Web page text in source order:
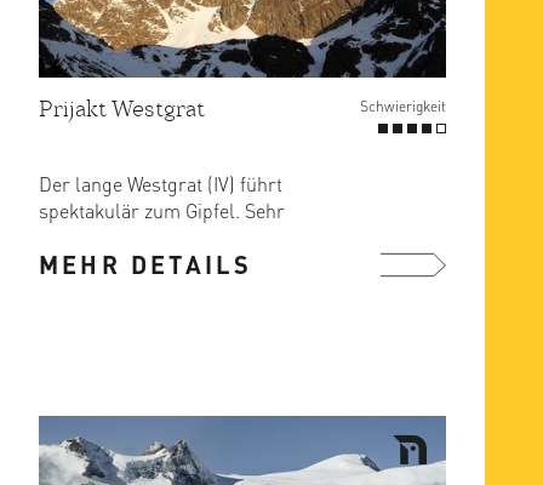
Prijakt Westgrat Schwierigkeit
Der lange Westgrat (IV) führt
spektakulär zum Gipfel. Sehr
Zustieg.
MEHR DETAILS